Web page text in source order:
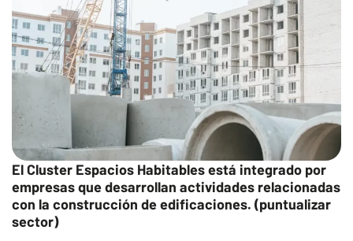
El Cluster Espacios Habitables está integrado por
empresas que desarrollan actividades relacionadas
con la construcción de edificaciones. (puntualizar
sector)